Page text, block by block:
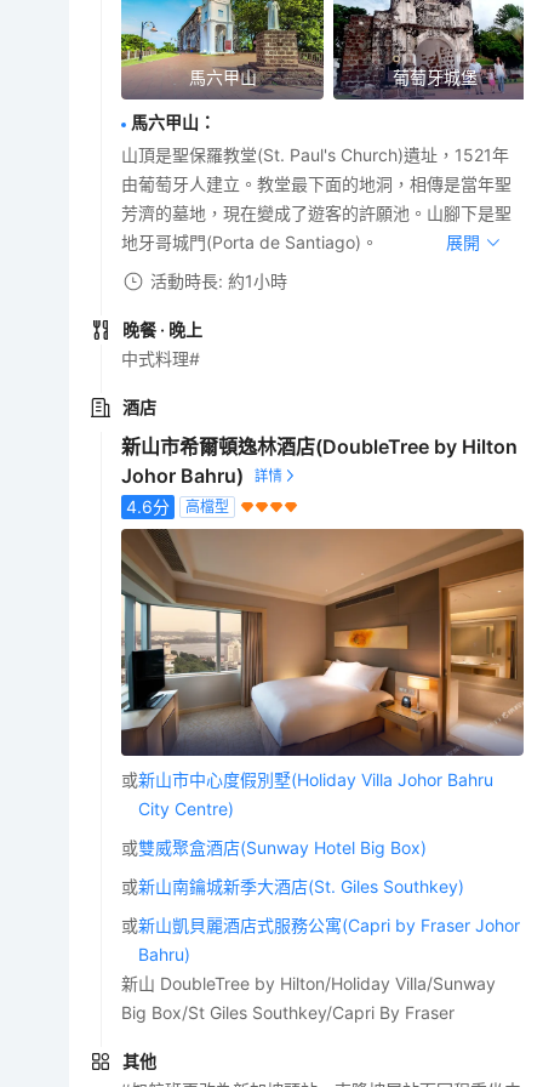
馬六甲山 葡萄牙城堡
馬六甲山 ：
山頂是聖保羅教堂(St. Paul's Church)遺址，1521年
由葡萄牙人建立。教堂最下面的地洞，相傳是當年聖
芳濟的墓地，現在變成了遊客的許願池。山腳下是聖
地牙哥城門(Porta de Santiago)。
展開
活動時長: 約1小時
晚餐 · 晚上
中式料理#
酒店
新山市希爾頓逸林酒店(DoubleTree by Hilton
Johor Bahru)
4.6分 高檔型
或新山市中心度假別墅(Holiday Villa Johor Bahru
City Centre)
或雙威聚盒酒店(Sunway Hotel Big Box)
或新山南鑰城新季大酒店(St. Giles Southkey)
或新山凱貝麗酒店式服務公寓(Capri by Fraser Johor
Bahru)
新山 DoubleTree by Hilton/Holiday Villa/Sunway
Big Box/St Giles Southkey/Capri By Fraser
其他